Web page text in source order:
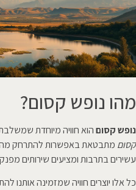
מהו נופש קסום?
נופש קסוםהוא חוויה מיוחדת
קסום מתבטאת באפשרות להתרחק
עשירים בתרבות ומציעים שירותים
כל אלו יוצרים חוויה שמזמינה אותנו